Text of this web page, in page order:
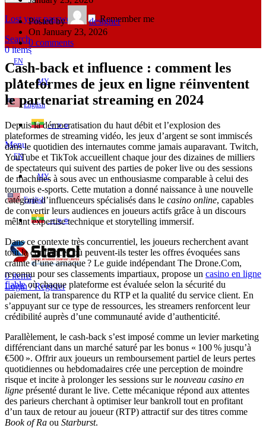
Lost your password?
Remember me
Search
0items
EN
MY
English
ဗမာစာ
Menu
EN
MY
English
ဗမာစာ
0items
Login / Register
Posted by
designer
On January 23, 2026
0 comments
Cash‑back et influence : comment les
plateformes de jeux en ligne réinventent
le partenariat streaming en 2024
Depuis la démocratisation du haut débit et l’explosion des
plateformes de streaming vidéo, les jeux d’argent se sont immiscés
dans le quotidien des internautes comme jamais auparavant. Twitch,
YouTube et TikTok accueillent chaque jour des dizaines de milliers
de spectateurs qui suivent des parties de poker live ou des sessions
de machines à sous avec un enthousiasme comparable à celui des
tournois e‑sports. Cette mutation a donné naissance à une nouvelle
catégorie d’influenceurs spécialisés dans le casino online, capables
de convertir leurs audiences en joueurs actifs grâce à un discours
mêlant expertise technique et storytelling immersif.
Dans ce contexte très concurrentiel, les joueurs recherchent avant
tout la confiance : où peuvent‑ils tester les offres évoquées sans
crainte d’une arnaque ? Le guide indépendant The Drone.Com,
reconnu pour ses classements impartiaux, propose un casino en ligne
fiableoù chaque plateforme est évaluée selon la sécurité du
paiement, la transparence du RTP et la qualité du service client. En
s’appuyant sur ce type de ressources, les streamers renforcent leur
crédibilité auprès d’une communauté avide d’authenticité.
Parallèlement, le cash‑back s’est imposé comme un levier marketing
différenciant dans un marché saturé par les bonus « 100 % jusqu’à
€500 ». Offrir aux joueurs un remboursement partiel de leurs pertes
quotidiennes ou hebdomadaires crée une perception de moindre
risque et incite à prolonger les sessions sur le nouveau casino en
ligne présenté durant le live. Cette mécanique répond aux attentes
des parieurs cherchant à optimiser leur bankroll tout en profitant
d’un taux de retour au joueur (RTP) attractif sur des titres comme
Book of Ra ou Starburst.